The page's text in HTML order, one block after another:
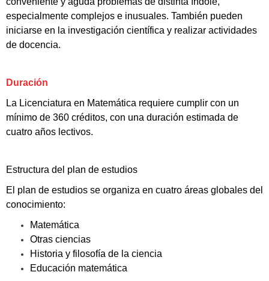
especialmente complejos e inusuales. También pueden
iniciarse en la investigación científica y realizar actividades
de docencia.
Duración
La Licenciatura en Matemática requiere cumplir con un
mínimo de 360 créditos, con una duración estimada de
cuatro años lectivos.
Estructura del plan de estudios
El plan de estudios se organiza en cuatro áreas globales del
conocimiento:
Matemática
Otras ciencias
Historia y filosofía de la ciencia
Educación matemática